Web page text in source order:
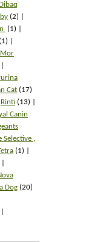
(2)
(1)
(1)
Cat (17)
Rinti (13)
Canin
Selective ,
(1)
Dog (20)